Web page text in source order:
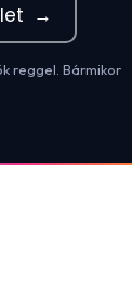
→
reggel. Bármikor